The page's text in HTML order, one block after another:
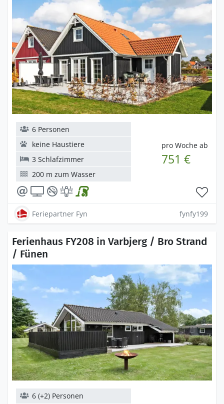
pro Woche ab
751 €
6 Personen
keine Haustiere
3 Schlafzimmer
200 m zum Wasser
Feriepartner Fyn fynfy199
Ferienhaus FY208 in Varbjerg / Bro Strand
/ Fünen
6 (+2) Personen